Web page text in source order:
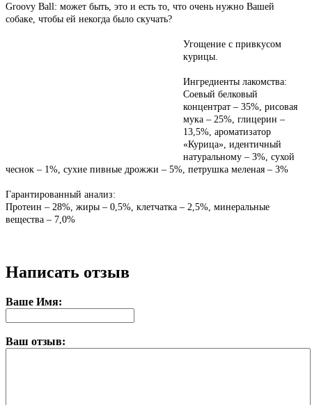
Groovy Ball: может быть, это и есть то, что очень нужно Вашей
собаке, чтобы ей некогда было скучать?
Угощение с привкусом
курицы.
Ингредиенты лакомства:
Соевый белковый
концентрат – 35%, рисовая
мука – 25%, глицерин –
13,5%, ароматизатор
«Курица», идентичный
натуральному – 3%, сухой
чеснок – 1%, сухие пивные дрожжи – 5%, петрушка меленая – 3%
Гарантированный анализ:
Протеин – 28%, жиры – 0,5%, клетчатка – 2,5%, минеральные
вещества – 7,0%
Написать отзыв
Ваше Имя:
Ваш отзыв: